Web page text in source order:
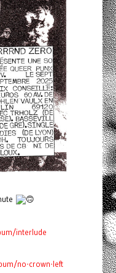
interlude
no-crown-left